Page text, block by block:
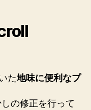
た地味に便利なプ
の修正を行って